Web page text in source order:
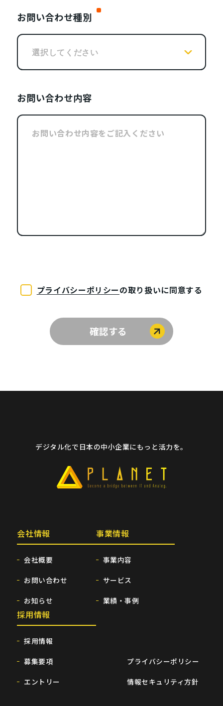
お問い合わせ種別
お問い合わせ内容
プライバシーポリシーの取り扱いに同意する
デジタル化で日本の中小企業にもっと活力を。
会社情報
会社概要
お問い合わせ
お知らせ
事業情報
事業内容
サービス
業績・事例
採用情報
採用情報
募集要項
エントリー
プライバシーポリシー
情報セキュリティ方針